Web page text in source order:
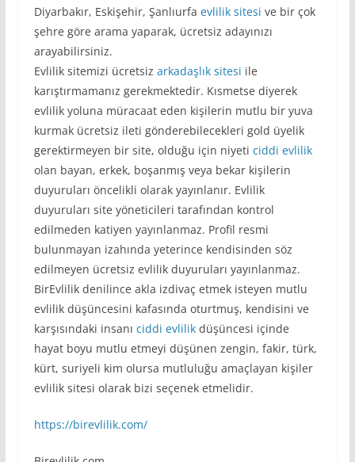
Diyarbakır, Eskişehir, Şanlıurfa evlilik sitesi ve bir çok
şehre göre arama yaparak, ücretsiz adayınızı
arayabilirsiniz.
Evlilik sitemizi ücretsiz arkadaşlık sitesi ile
karıştırmamanız gerekmektedir. Kısmetse diyerek
evlilik yoluna müracaat eden kişilerin mutlu bir yuva
kurmak ücretsiz ileti gönderebilecekleri gold üyelik
gerektirmeyen bir site, olduğu için niyeti ciddi evlilik
olan bayan, erkek, boşanmış veya bekar kişilerin
duyuruları öncelikli olarak yayınlanır. Evlilik
duyuruları site yöneticileri tarafından kontrol
edilmeden katiyen yayınlanmaz. Profil resmi
bulunmayan izahında yeterince kendisinden söz
edilmeyen ücretsiz evlilik duyuruları yayınlanmaz.
BirEvlilik denilince akla izdivaç etmek isteyen mutlu
evlilik düşüncesini kafasında oturtmuş, kendisini ve
karşısındaki insanı ciddi evlilikdüşüncesi içinde
hayat boyu mutlu etmeyi düşünen zengin, fakir, türk,
kürt, suriyeli kim olursa mutluluğu amaçlayan kişiler
evlilik sitesi olarak bizi seçenek etmelidir.
https://birevlilik.com/